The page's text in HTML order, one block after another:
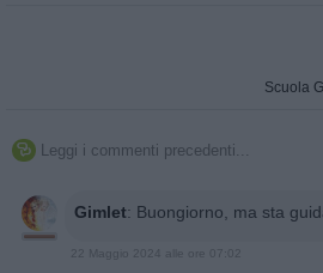
Scuola
 Leggi i commenti precedenti...
Gimlet: Buongiorno, ma sta
22 Maggio 2024 alle ore 07:02